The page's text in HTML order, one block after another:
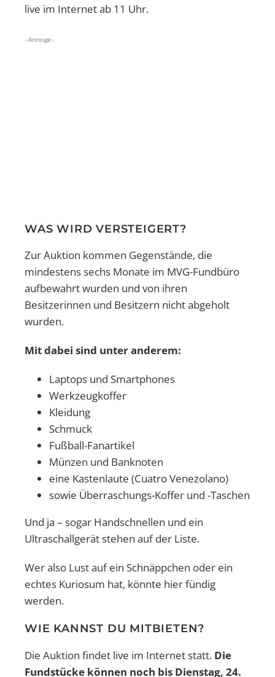
live im Internet ab 11 Uhr.
- Anzeige -
WAS WIRD VERSTEIGERT?
Zur Auktion kommen Gegenstände, die
mindestens sechs Monate im MVG-Fundbüro
aufbewahrt wurden und von ihren
Besitzerinnen und Besitzern nicht abgeholt
wurden.
Mit dabei sind unter anderem:
Laptops und Smartphones
Werkzeugkoffer
Kleidung
Schmuck
Fußball-Fanartikel
Münzen und Banknoten
eine Kastenlaute (Cuatro Venezolano)
sowie Überraschungs-Koffer und -Taschen
Und ja – sogar Handschnellen und ein
Ultraschallgerät stehen auf der Liste.
Wer also Lust auf ein Schnäppchen oder ein
echtes Kuriosum hat, könnte hier fündig
werden.
WIE KANNST DU MITBIETEN?
Die Auktion findet live im Internet statt. Die
Fundstücke können noch bis Dienstag, 24.